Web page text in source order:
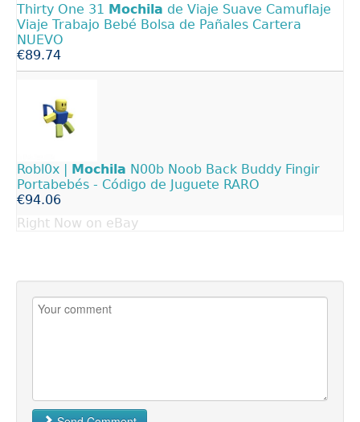
Thirty One 31 Mochila de Viaje Suave Camuflaje
Viaje Trabajo Bebé Bolsa de Pañales Cartera
NUEVO
€89.74
Robl0x | Mochila N00b Noob Back Buddy Fingir
Portabebés - Código de Juguete RARO
€94.06
Right Now on eBay